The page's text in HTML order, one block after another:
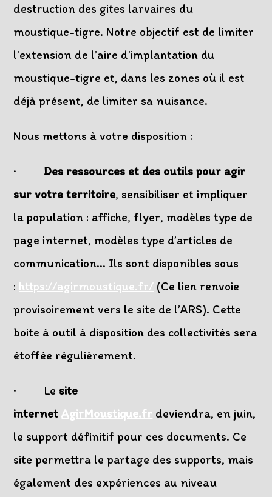
destruction des gites larvaires du
moustique-tigre. Notre objectif est de limiter
l’extension de l’aire d’implantation du
moustique-tigre et, dans les zones où il est
déjà présent, de limiter sa nuisance.
Nous mettons à votre disposition :
· Des ressources et des outils pour agir
sur votre territoire, sensibiliser et impliquer
la population : affiche, flyer, modèles type de
page internet, modèles type d’articles de
communication… Ils sont disponibles sous
: https://agirmoustique.fr/ (Ce lien renvoie
provisoirement vers le site de l’ARS). Cette
boite à outil à disposition des collectivités sera
étoffée régulièrement.
· Le site
internetAgirMoustique.fr deviendra, en juin,
le support définitif pour ces documents. Ce
site permettra le partage des supports, mais
également des expériences au niveau